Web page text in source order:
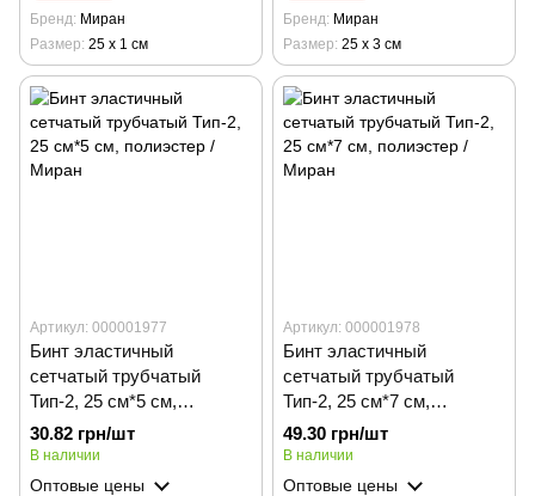
Бренд Миран
Размер 25 х 1 см
Бренд Миран
Размер 25 х 3 см
Артикул: 000001977
Бинт эластичный
сетчатый трубчатый
Тип-2, 25 см*5 см,
полиэстер / Миран
30.82 грн/шт
В наличии
Оптовые цены
Артикул: 000001978
Бинт эластичный
сетчатый трубчатый
Тип-2, 25 см*7 см,
полиэстер / Миран
49.30 грн/шт
В наличии
Оптовые цены